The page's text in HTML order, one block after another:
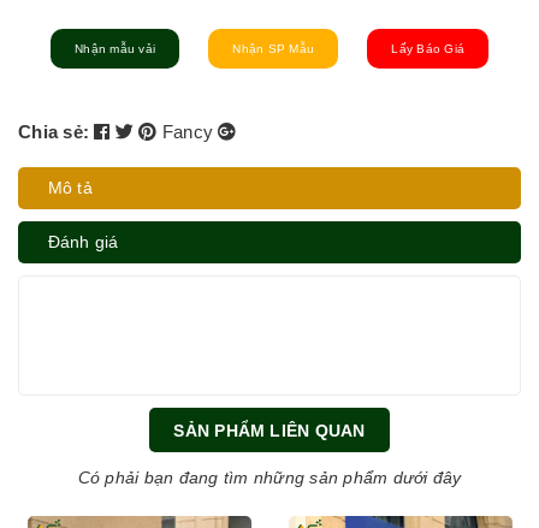
Nhận mẫu vải Nhận SP Mẫu Lấy Báo Giá
Chia sẻ: Fancy
Mô tả
Đánh giá
SẢN PHẨM LIÊN QUAN
Có phải bạn đang tìm những sản phẩm dưới đây